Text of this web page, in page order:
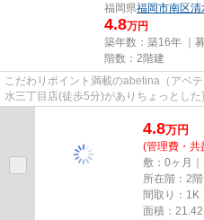
福岡県福岡市南区清
4.8万円
築年数：築16年 ｜
階数：2階建
こだわりポイント満載のabetina（アベ
水三丁目店(徒歩5分)がありちょっとし
ートです。最上階の物件で...
4.8万円
(管理費・共
敷：0ヶ月
所在階：2階
間取り：1K
面積：21.42